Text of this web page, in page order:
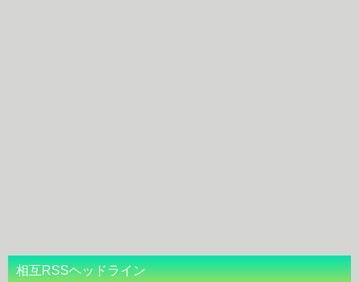
相互RSSヘッドライン